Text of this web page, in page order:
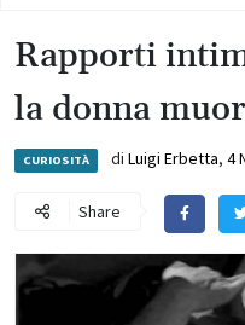
Rapporti
la donna
CURIOSITÀ di Luigi Erbetta, 4
Share